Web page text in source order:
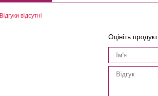
Відгуки відсутні
Оцініть продукт